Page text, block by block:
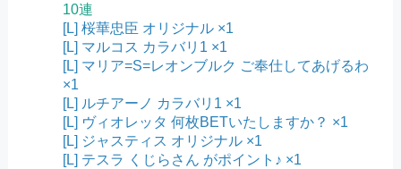
10連
[L] 桜華忠臣 オリジナル ×1
[L] マルコス カラバリ1 ×1
[L] マリア=S=レオンブルク ご奉仕してあげるわ
×1
[L] ルチアーノ カラバリ1 ×1
[L] ヴィオレッタ 何枚BETいたしますか？ ×1
[L] ジャスティス オリジナル ×1
[L] テスラ くじらさん がポイント♪ ×1